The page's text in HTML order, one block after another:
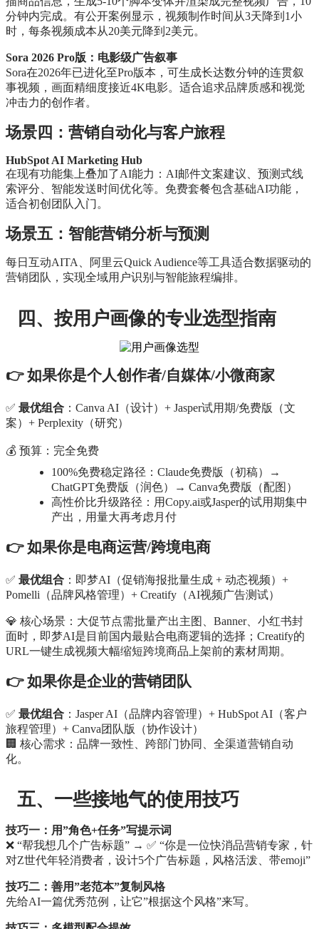
分钟内完成。有公开案例显示，视频制作时间从3天降到1小
时，每条视频成本从20美元降到2美元。
Sora 2026 Pro版：电影级广告叙事
Sora在2026年已进化至Pro版本，可生成长达数分钟的连贯叙
事视频，画面精细度接近4K电影。适合追求品牌质感和视觉
冲击力的创作者。
场景四：营销自动化与客户旅程
HubSpot AI Marketing Hub
在现有功能集上叠加了AI能力：AI邮件文案建议、预测式线
索评分、智能发送时间优化等。免费套餐包含基础AI功能，
适合初创团队入门。
场景五：智能营销分析与预测
每日互动AITA、阿里云Quick Audience等工具适合数据驱动的
营销团队，实现全域用户识别与智能旅程编排。
四、按用户画像的专业选型指南
👉 如果你是个人创作者/自媒体/小微商家
✅ 最优组合 ：Canva AI（设计）+ Jasper试用期/免费版（文
案）+ Perplexity（研究）
💰 预算：完全免费
100%免费稳定路径：Claude免费版（初稿）→
ChatGPT免费版（润色）→ Canva免费版（配图）
高性价比升级路径：用Copy.ai或Jasper的试用期集中
产出，用量大再考虑月付
👉 如果你是电商运营/跨境电商
✅ 最优组合 ：即梦AI（促销海报批量生成 + 动态视频）+
Pomelli（品牌风格管理）+ Creatify（AI视频广告测试）
💎 核心场景：大促节点需批量产出主图、Banner、小红书封
面时，即梦AI是目前国内最贴合电商逻辑的选择；Creatify的
URL一键生成视频大幅缩短跨境商品上架前的素材周期。
👉 如果你是企业的营销团队
✅ 最优组合 ：Jasper AI（品牌内容管理）+ HubSpot AI（客户
旅程管理）+ Canva团队版（协作设计）
🏢 核心需求：品牌一致性、跨部门协同、全渠道营销自动
化。
五、一些接地气的使用技巧
技巧一：用”角色+任务”写提示词
❌ “帮我想几个广告标题” → ✅ “你是一位快消品营销专家，针
对Z世代年轻消费者，设计5个广告标题，风格活泼、带emoji”
技巧二：善用”老范本”复制风格
先给AI一篇优秀范例，让它”根据这个风格”来写。